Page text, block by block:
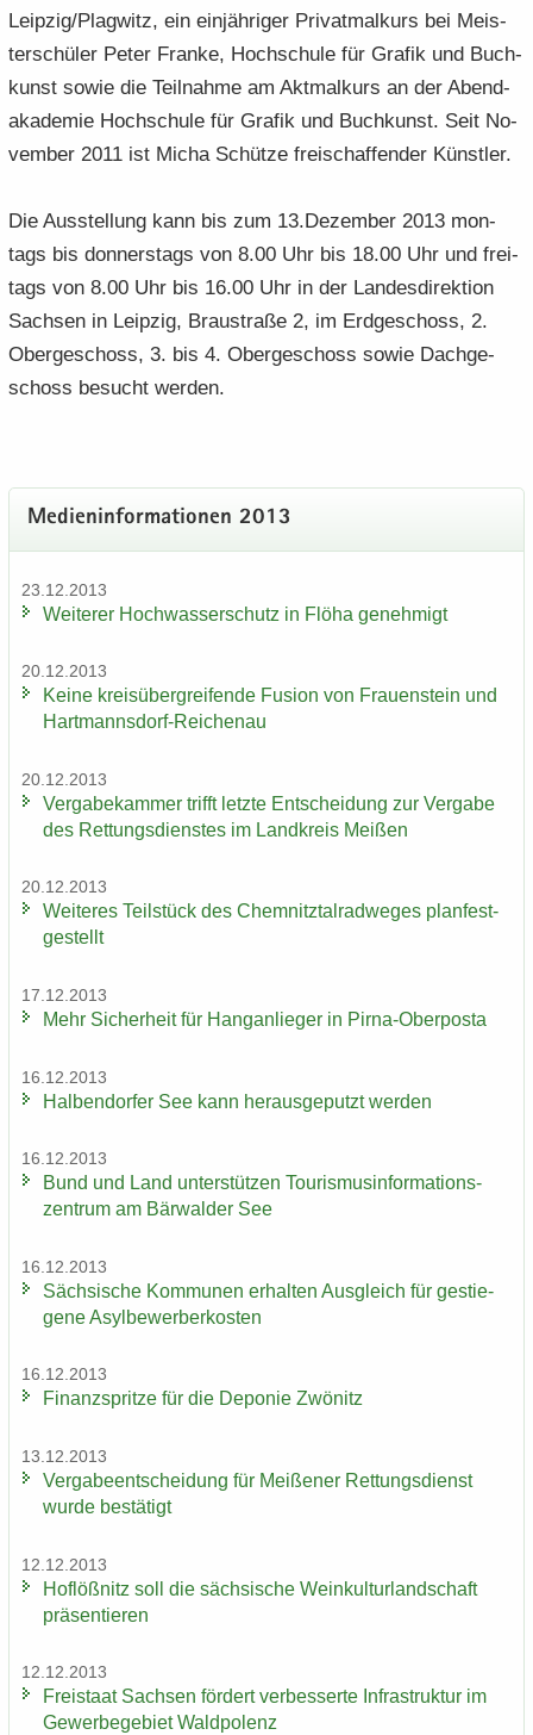
Leip­zig/Plag­witz, ein ein­jäh­ri­ger Pri­vat­mal­kurs bei Meis­
ter­schü­ler Peter Fran­ke, Hoch­schu­le für Gra­fik und Buch­
kunst sowie die Teil­nah­me am Akt­mal­kurs an der Abend­
aka­de­mie Hoch­schu­le für Gra­fik und Buch­kunst. Seit No­
vem­ber 2011 ist Micha Schüt­ze frei­schaf­fen­der Künst­ler.
Die Aus­stel­lung kann bis zum 13.De­zem­ber 2013 mon­
tags bis don­ners­tags von 8.00 Uhr bis 18.00 Uhr und frei­
tags von 8.00 Uhr bis 16.00 Uhr in der Lan­des­di­rek­ti­on
Sach­sen in Leip­zig, Brau­stra­ße 2, im Erd­ge­schoss, 2.
Ober­ge­schoss, 3. bis 4. Ober­ge­schoss sowie Dach­ge­
schoss be­sucht wer­den.
Me­di­en­in­for­ma­tio­nen 2013
23.12.2013
Wei­te­rer Hoch­was­ser­schutz in Flöha ge­neh­migt
20.12.2013
Keine kreis­über­grei­fen­de Fu­si­on von Frau­en­stein und
Hartmannsdorf-​Reichenau
20.12.2013
Ver­ga­be­kam­mer trifft letz­te Ent­schei­dung zur Ver­ga­be
des Ret­tungs­diens­tes im Land­kreis Mei­ßen
20.12.2013
Wei­te­res Teil­stück des Chem­nitz­tal­rad­we­ges plan­fest­
ge­stellt
17.12.2013
Mehr Si­cher­heit für Hang­an­lie­ger in Pirna-​Oberposta
16.12.2013
Hal­ben­dor­fer See kann her­aus­ge­putzt wer­den
16.12.2013
Bund und Land un­ter­stüt­zen Tou­ris­mus­in­for­ma­ti­ons­
zen­trum am Bär­wal­der See
16.12.2013
Säch­si­sche Kom­mu­nen er­hal­ten Aus­gleich für ge­stie­
ge­ne Asyl­be­wer­ber­kos­ten
16.12.2013
Fi­nanz­sprit­ze für die De­po­nie Zwö­nitz
13.12.2013
Ver­ga­be­ent­schei­dung für Mei­ße­ner Ret­tungs­dienst
wurde be­stä­tigt
12.12.2013
Hof­löß­nitz soll die säch­si­sche Wein­kul­tur­land­schaft
prä­sen­tie­ren
12.12.2013
Frei­staat Sach­sen för­dert ver­bes­ser­te In­fra­struk­tur im
Ge­wer­be­ge­biet Wald­po­lenz